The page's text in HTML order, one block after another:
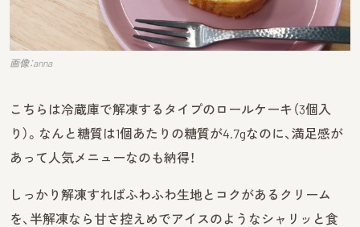
画像：anna
こちらは冷蔵庫で解凍するタイプのロールケーキ（3個入
り）。なんと糖質は1個あたりの糖質が4.7gなのに、満足感が
あって人気メニューなのも納得！
しっかり解凍すればふわふわ生地とコクがあるクリーム
を、半解凍なら甘さ控えめでアイスのようなシャリッと食